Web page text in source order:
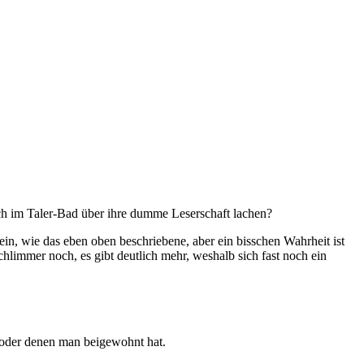
im Taler-Bad über ihre dumme Leserschaft lachen?
wie das eben oben beschriebene, aber ein bisschen Wahrheit ist
noch, es gibt deutlich mehr, weshalb sich fast noch ein
denen man beigewohnt hat.